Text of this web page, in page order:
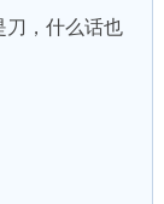
刀，什么话也